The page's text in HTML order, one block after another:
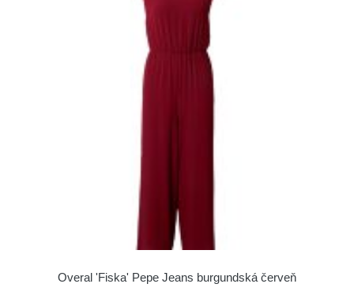
Overal 'Fiska' Pepe Jeans burgundská červeň